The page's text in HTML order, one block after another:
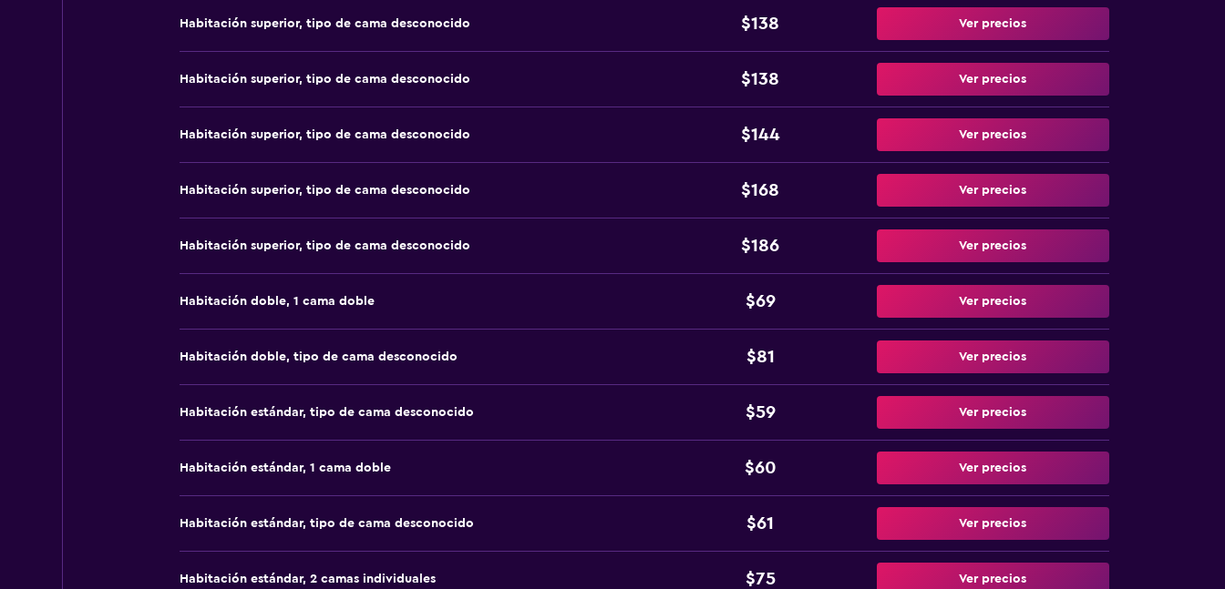
Habitación superior, tipo de cama desconocido $138 Ver precios
Habitación superior, tipo de cama desconocido $138 Ver precios
Habitación superior, tipo de cama desconocido $144 Ver precios
Habitación superior, tipo de cama desconocido $168 Ver precios
Habitación superior, tipo de cama desconocido $186 Ver precios
Habitación doble, 1 cama doble $69 Ver precios
Habitación doble, tipo de cama desconocido $81 Ver precios
Habitación estándar, tipo de cama desconocido $59 Ver precios
Habitación estándar, 1 cama doble $60 Ver precios
Habitación estándar, tipo de cama desconocido $61 Ver precios
Habitación estándar, 2 camas individuales $75 Ver precios